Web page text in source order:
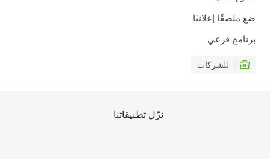
ضع ملصقًا إعلانيًا
برنامج فرعي
للشركات
نزّل تطبيقاتنا